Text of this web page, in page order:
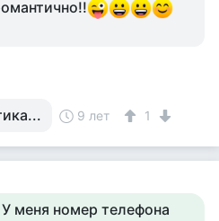
9 лет 1
меня номер телефона